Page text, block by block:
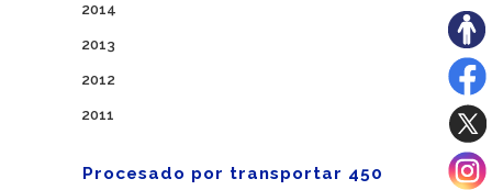
2014
2013
2012
2011
Procesado por transportar 450